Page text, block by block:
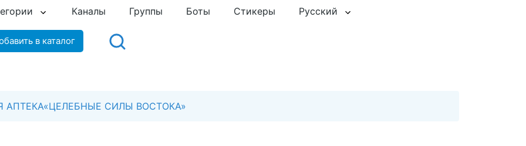
Каналы Группы Боты Стикеры Русский
в каталог
АПТЕКА«ЦЕЛЕБНЫЕ СИЛЫ ВОСТОКА»